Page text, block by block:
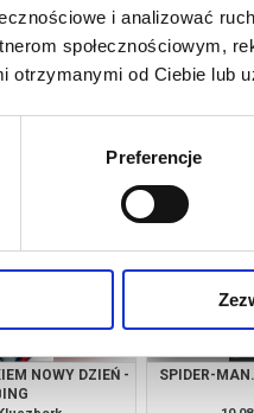
i analizować
społecznościowym,
otrzymanymi od Ciebie lub
Preferencje
TAK CIĘ KOCHAM
info
PSI
NOWY DZIEŃ -
SPIDER-